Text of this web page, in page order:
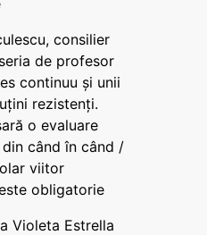
consilier
de profesor
continuu și unii
rezistenți.
o evaluare
când în când /
viitor
obligatorie
Violeta Estrella